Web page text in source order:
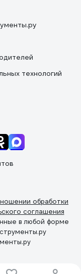
технологий
обработки
соглашения
в любой форме